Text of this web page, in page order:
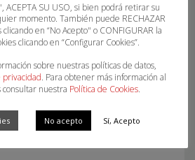
ARAGONESAS COMIENZAN SUS
DE GESTIÓN EN EL
ACEPTA SU USO, si bien podrá retirar su
momento. También puede RECHAZAR
en “No Acepto" o CONFIGURAR la
clicando en “Configurar Cookies”.
sobre nuestras políticas de datos,
privacidad. Para obtener más información al
nuestra Política de Cookies.
No acepto Sí, Acepto